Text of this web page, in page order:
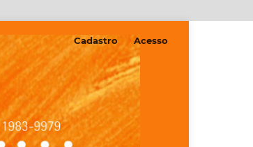
Cadastro Acesso